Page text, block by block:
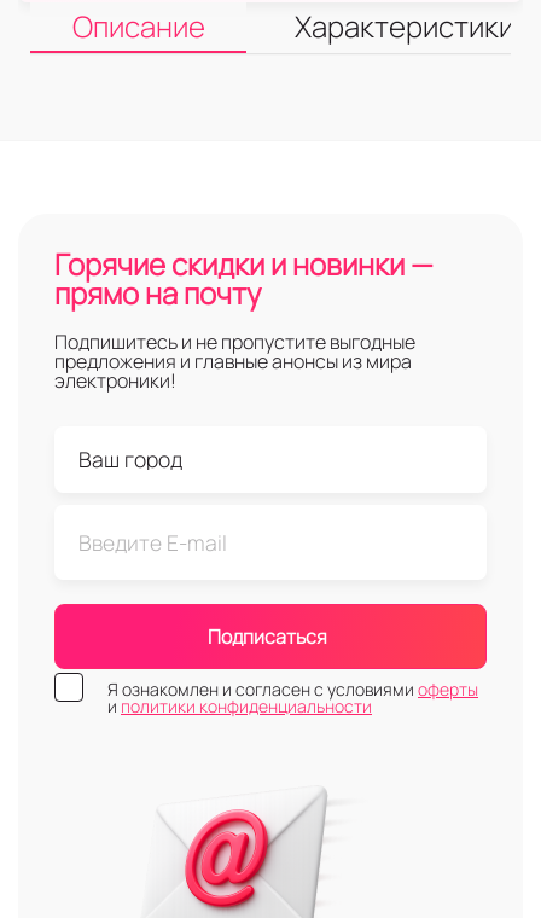
Описание Характеристики
Горячие скидки и новинки —
прямо на почту
Подпишитесь и не пропустите выгодные
предложения и главные анонсы из мира
электроники!
Подписаться
Я ознакомлен и согласен с условиями оферты
и политики конфиденциальности